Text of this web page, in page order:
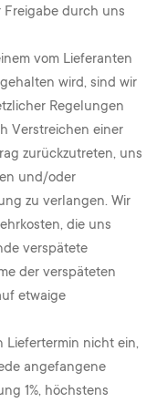
durch uns
vom Lieferanten
wird, sind wir
Regelungen
Verstreichen einer
zurückzutreten, uns
und/oder
zu verlangen. Wir
die uns
verspätete
der verspäteten
etwaige
Liefertermin nicht ein,
angefangene
1%, höchstens